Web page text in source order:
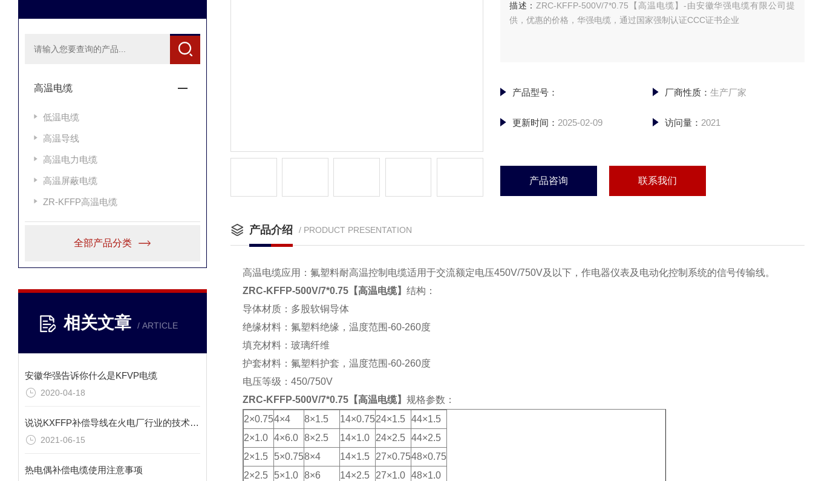
高温电缆
低温电缆
高温导线
高温电力电缆
高温屏蔽电缆
ZR-KFFP高温电缆
全部产品分类
相关文章 / ARTICLE
安徽华强告诉你什么是KFVP电缆
2020-04-18
说说KXFFP补偿导线在火电厂行业的技术要求
2021-06-15
热电偶补偿电缆使用注意事项
描述： ZRC-KFFP-500V/7*0.75【高温电缆】-由安徽华强电缆有限公司提
供，优惠的价格，华强电缆，通过国家强制认证CCC证书企业
产品型号： 厂商性质： 生产厂家
更新时间： 2025-02-09 访问量： 2021
产品咨询 联系我们
产品介绍 / PRODUCT PRESENTATION
高温电缆应用：氟塑料耐高温控制电缆适用于交流额定电压450V/750V及以下，作电器仪表及电动化控制系统的信号传输线。
ZRC-KFFP-500V/7*0.75【高温电缆】 结构：
导体材质：多股软铜导体
绝缘材料：氟塑料绝缘，温度范围-60-260度
填充材料：玻璃纤维
护套材料：氟塑料护套，温度范围-60-260度
电压等级：450/750V
ZRC-KFFP-500V/7*0.75【高温电缆】 规格参数：
2×0.754×4 8×1.5 14×0.7524×1.5 44×1.5
2×1.0 4×6.0 8×2.5 14×1.0 24×2.5 44×2.5
2×1.5
5×0.758×4 14×1.5 27×0.7548×0.75
2×2.5
5×1.0 8×6 14×2.5 27×1.0 48×1.0